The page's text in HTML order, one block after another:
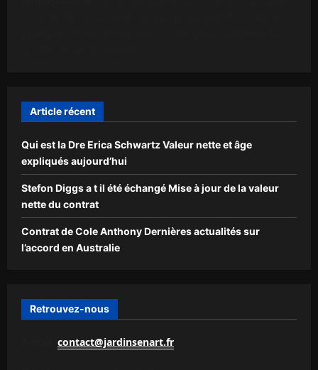
Article récent
Qui est la Dre Erica Schwartz Valeur nette et âge
expliqués aujourd’hui
Stefon Diggs a t il été échangé Mise à jour de la valeur
nette du contrat
Contrat de Cole Anthony Dernières actualités sur
l’accord en Australie
Retrouvez-nous
contact@jardinsenart.fr